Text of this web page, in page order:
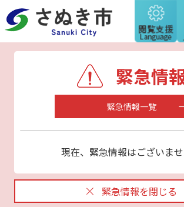
緊急情
緊急情報一覧
現在、緊急情報はございませ
緊急情報を閉じる